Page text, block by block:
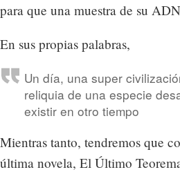
para que una muestra de su
En sus propias palabras,
Un día, una super
reliquia de una especie
existir en otro tiempo
Mientras tanto, tendremos que
última novela, El Último